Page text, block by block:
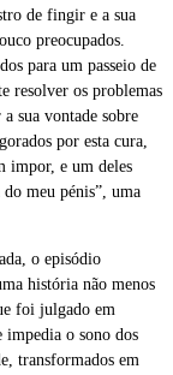
de fingir e a sua
preocupados.
para um passeio de
resolver os problemas
sua vontade sobre
por esta cura,
impor, e um deles
meu pénis”, uma
o episódio
história não menos
foi julgado em
impedia o sono dos
transformados em